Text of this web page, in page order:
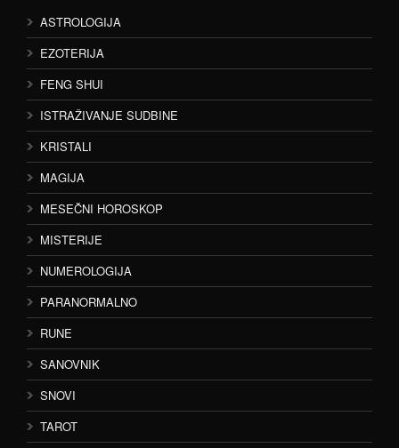
ASTROLOGIJA
EZOTERIJA
FENG SHUI
ISTRAŽIVANJE SUDBINE
KRISTALI
MAGIJA
MESEČNI HOROSKOP
MISTERIJE
NUMEROLOGIJA
PARANORMALNO
RUNE
SANOVNIK
SNOVI
TAROT